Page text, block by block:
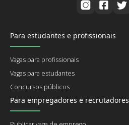
Para estudantes e profissionais
Vagas para profissionais
Vagas para estudantes
Concursos públicos
Para empregadores e recrutadores